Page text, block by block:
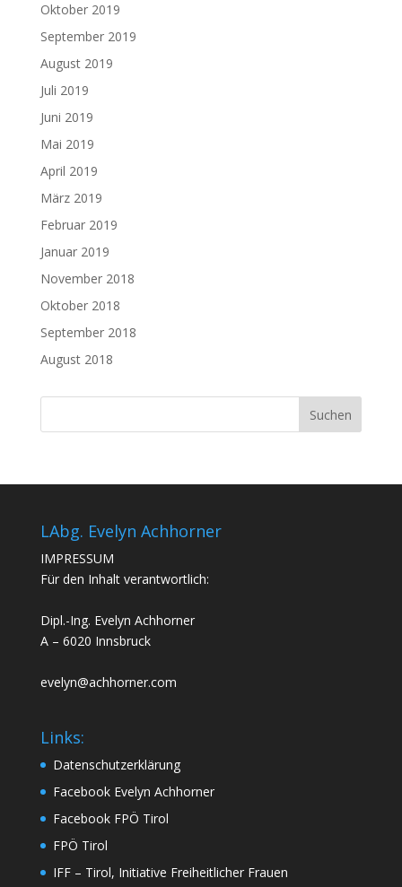
Oktober 2019
September 2019
August 2019
Juli 2019
Juni 2019
Mai 2019
April 2019
März 2019
Februar 2019
Januar 2019
November 2018
Oktober 2018
September 2018
August 2018
LAbg. Evelyn Achhorner
IMPRESSUM
Für den Inhalt verantwortlich:
Dipl.-Ing. Evelyn Achhorner
A – 6020 Innsbruck
evelyn@achhorner.com
Links:
Datenschutzerklärung
Facebook Evelyn Achhorner
Facebook FPÖ Tirol
FPÖ Tirol
IFF – Tirol, Initiative Freiheitlicher Frauen